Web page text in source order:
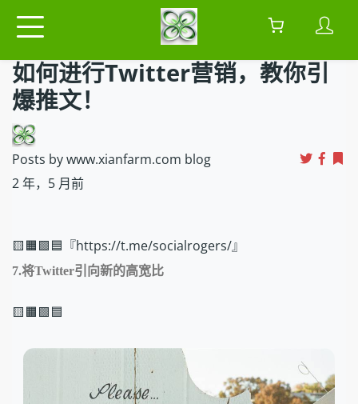
如何进行Twitter营销，教你引
爆推文！
Posts by www.xianfarm.com blog
2 年，5 月前
🟨🟧🟩🟦『https://t.me/socialrogers/』
7.将Twitter引向新的高宽比
🟨🟧🟩🟦